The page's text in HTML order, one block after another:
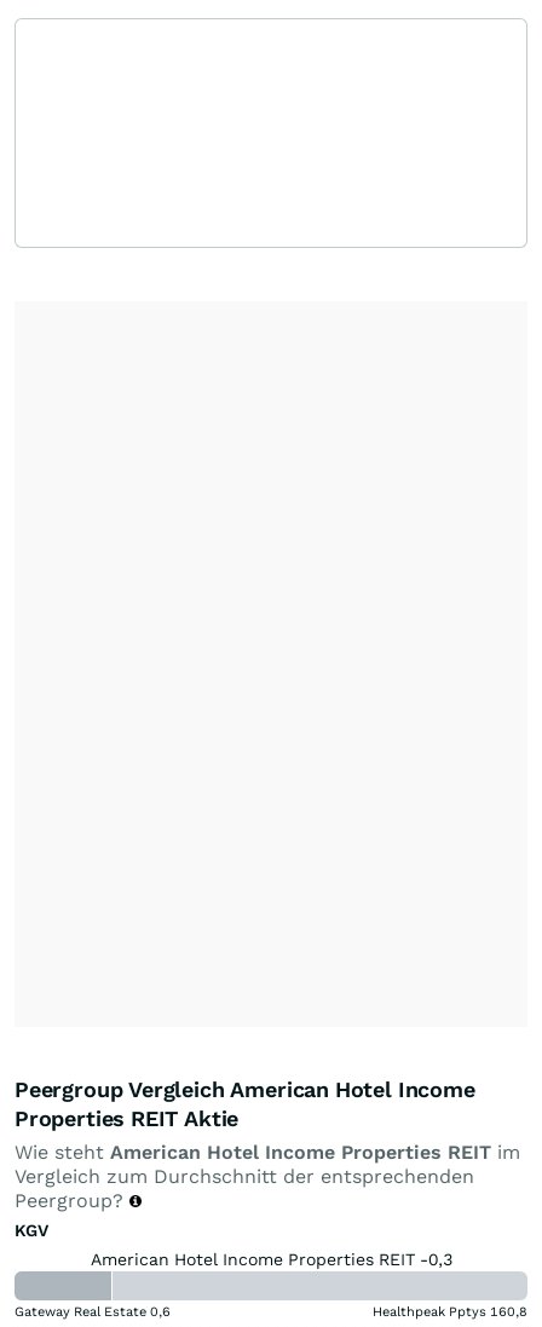
Peergroup Vergleich American Hotel Income
Properties REIT Aktie
Wie steht American Hotel Income Properties REIT im
Vergleich zum Durchschnitt der entsprechenden
Peergroup?
KGV
American Hotel Income Properties REIT -0,3
Gateway Real Estate 0,6 Healthpeak Pptys 160,8